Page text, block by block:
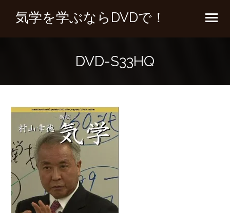
気学を学ぶならDVDで！
DVD-S33HQ